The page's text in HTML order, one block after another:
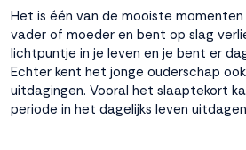
onze marketing
cookies. Kies je voor
Weigeren? Dan
plaatsen we alleen
functionele en
analytische cookies.
Het is één van de mooiste
vader of moeder en bent op slag
lichtpuntje in je leven en je bent er
Echter kent het jonge ouderschap
uitdagingen. Vooral het slaaptekort
periode in het dagelijks leven